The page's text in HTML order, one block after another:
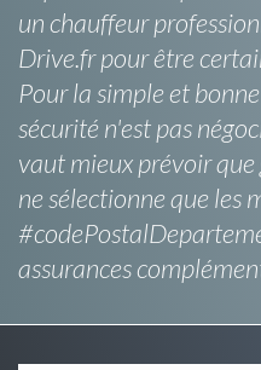
un chauffeur
Drive.fr pour être
Pour la simple et
sécurité n'est pas
vaut mieux prévoir
ne sélectionne que les
assurances